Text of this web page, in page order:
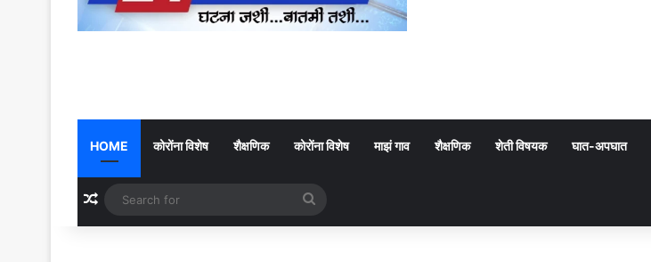
HOME कोरोंना विशेष शैक्षणिक कोरोंना विशेष माझं गाव शैक्षणिक शेती विषयक घात-अपघात
Random Article
for